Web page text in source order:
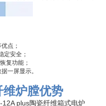
点；
定安全；
复功能；
一屏显示。
维炉膛优势